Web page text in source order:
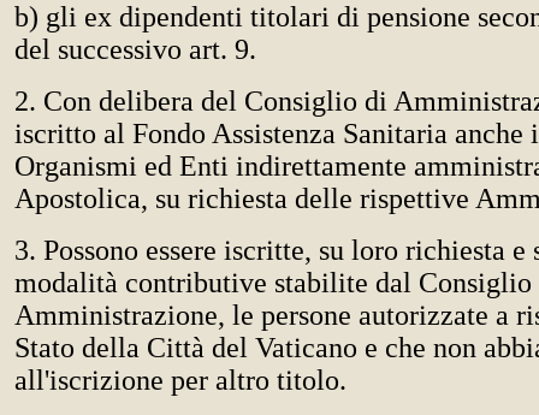
b) gli ex dipendenti titolari di pensione
del successivo art. 9.
2. Con delibera del Consiglio di
iscritto al Fondo Assistenza Sanitaria anche
Organismi ed Enti indirettamente
Apostolica, su richiesta delle rispettive
3. Possono essere iscritte, su loro richiesta e
modalità contributive stabilite dal Consiglio
Amministrazione, le persone autorizzate a
Stato della Città del Vaticano e che non
all'iscrizione per altro titolo.